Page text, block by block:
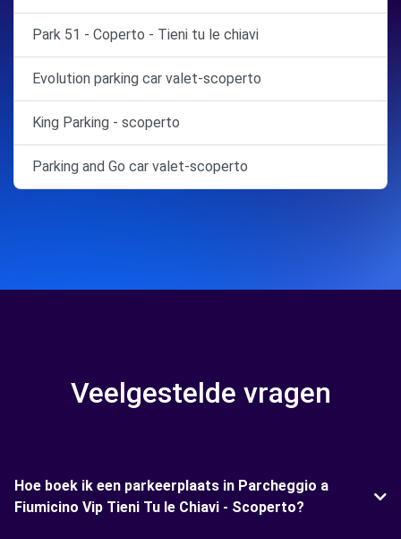
Park 51 - Coperto - Tieni tu le chiavi
Evolution parking car valet-scoperto
King Parking - scoperto
Parking and Go car valet-scoperto
Veelgestelde vragen
Hoe boek ik een parkeerplaats in Parcheggio a
Fiumicino Vip Tieni Tu le Chiavi - Scoperto?